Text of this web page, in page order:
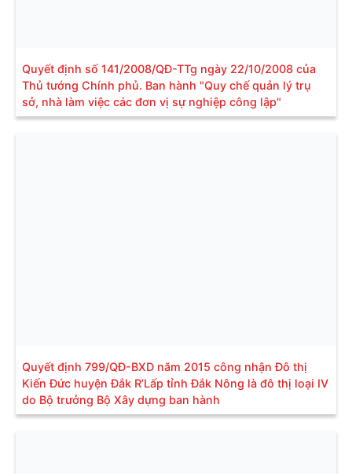
Quyết định số 141/2008/QĐ-TTg ngày 22/10/2008 của
Thủ tướng Chính phủ. Ban hành "Quy chế quản lý trụ
sở, nhà làm việc các đơn vị sự nghiệp công lập"
Quyết định 799/QĐ-BXD năm 2015 công nhận Đô thị
Kiến Đức huyện Đắk R’Lấp tỉnh Đắk Nông là đô thị loại IV
do Bộ trưởng Bộ Xây dựng ban hành